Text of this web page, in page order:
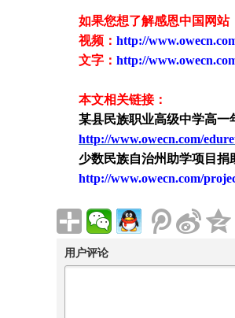
如果您想了解感恩中国网站
视频： http://
文字： http://
本文相关链接：
某县民族职业高级中学高一
http://www.owecn.com/
少数民族自治州助学项目捐
http://www.owecn.com/
用户评论